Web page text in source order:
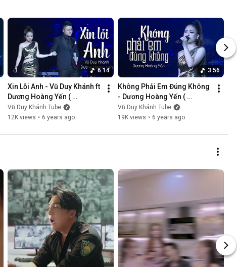
6:14
Xin Lỗi Anh - Vũ Duy Khánh ft
Dương Hoàng Yến (
LiveShow Vũ Duy Khánh
2019 Phần 5/21 )
Vũ Duy Khánh Tube
12K views • 6 years ago
3:56
Không Phải Em Đúng Không
- Dương Hoàng Yến (
LiveShow Vũ Duy Khánh
2019 Phần 6/21 )
Vũ Duy Khánh Tube
19K views • 6 years ago